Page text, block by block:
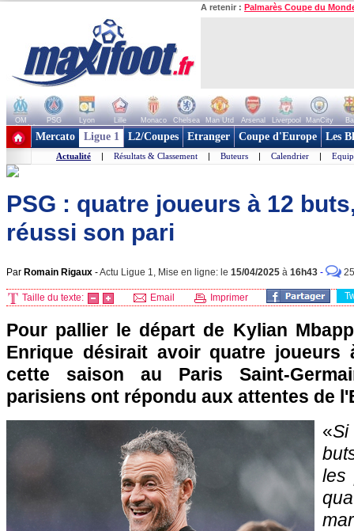
A retenir : Palmarès Coupe du
OM PSG Lyon Lille Monaco Chelsea Man Utd Arsenal Liverpool ManCity
+ de clubs
Mercato Ligue 1 L2/Coupes Etranger Coupe d'Europe Les
Actualité | Résultats & Classement | Buteurs | Calendrier |
PSG : quatre joueurs à 12
réussi son pari
Par Romain Rigaux -Actu Ligue 1, Mise en ligne: le 15/04/2025 à 16h43 - 25
Taille du texte: Email Imprimer
Pour pallier le départ de Kylian
Enrique désirait avoir quatre joueurs
cette saison au Paris Saint-
parisiens ont répondu aux attentes de
«Si
les